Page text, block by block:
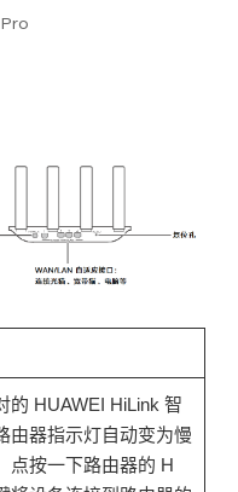
的 HUAWEI HiLink 智
由器指示灯自动变为慢
点按一下路由器的 H